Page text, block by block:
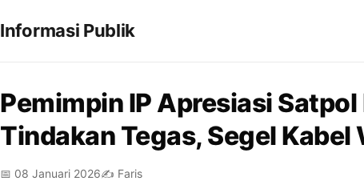
Informasi Publik
Pemimpin IP Apresiasi Satpol
Tindakan Tegas, Segel
📅 08 Januari 2026✍️ Faris